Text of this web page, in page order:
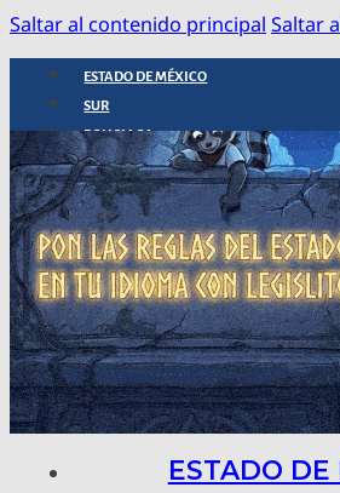
Saltar al contenido principal Saltar
ESTADO DE MÉXICO
SUR
POLICIACA
NACIONAL
INTERNACIONAL
ARTE, CIENCIA Y TECNOLOGÍA
COLUMNAS
BAJO LA LUPA
RASTROS Y ROSTROS
VÍNCULOS ANIMALES
ESTADO DE